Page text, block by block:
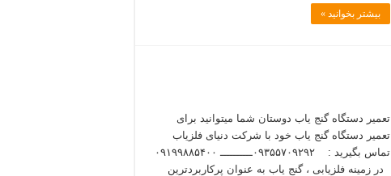
بیشتر بخوانید »
تعمیر دستگاه گنج یاب دوستان شما میتوانید برای
تعمیر دستگاه گنج یاب خود با شرکت دنیای فلزیاب
تماس بگیرید : ۰۹۳۵۵۷۰۹۲۹۲ــــــــــ ۰۹۱۹۹۸۸۵۴۰۰
در زمینه فلزیابی ، گنج یاب به عنوان پرکاربردترین